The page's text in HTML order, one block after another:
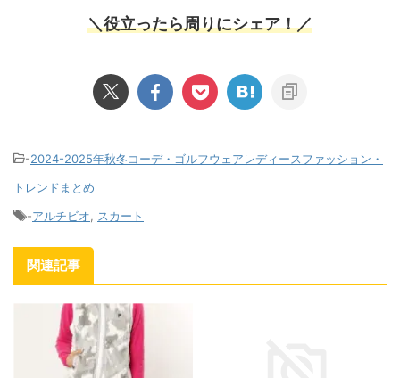
＼役立ったら周りにシェア！／
-2024-2025年秋冬コーデ・ゴルフウェアレディースファッション・
トレンドまとめ
-アルチビオ スカート
関連記事